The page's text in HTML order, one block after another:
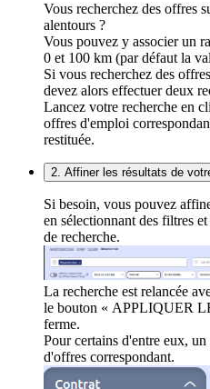
Vous recherchez des offres
alentours ?
Vous pouvez y associer un
0 et 100 km (par défaut la
Si vous recherchez des
devez alors effectuer deux
Lancez votre recherche en
offres d'emploi
restituée.
2. Affiner les résultats de
Si besoin, vous pouvez
en sélectionnant des filtres
de recherche.
La recherche est relancée
le bouton « APPLIQUER
ferme.
Pour certains d'entre eux,
d'offres correspondant.